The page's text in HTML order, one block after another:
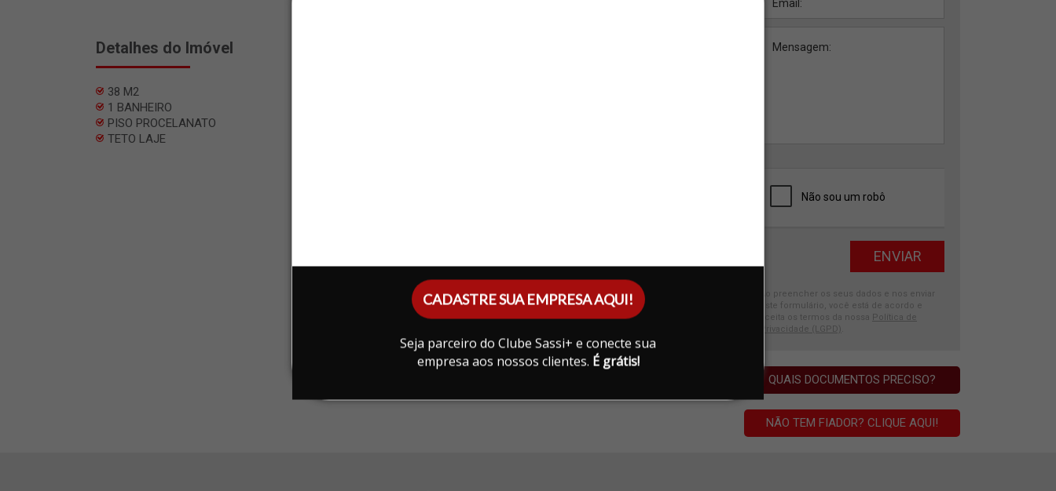
CADASTRE SUA EMPRESA AQUI!
Seja parceiro do Clube Sassi+ e conecte sua
empresa aos nossos clientes. É grátis!
Detalhes do Imóvel
38 M2
1 BANHEIRO
PISO PROCELANATO
TETO LAJE
Ao preencher os seus dados e nos enviar
este formulário, você está de acordo e
aceita os termos da nossa
Política de
Privacidade (LGPD)
QUAIS DOCUMENTOS PRECISO?
NÃO TEM FIADOR? CLIQUE AQUI!